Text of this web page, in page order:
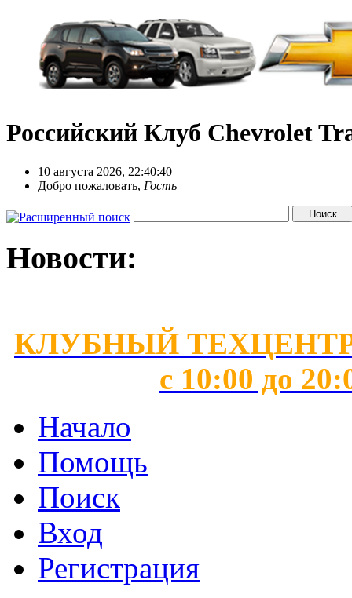
Российский Клуб Chevrolet
10 августа 2026, 22:40:40
Добро пожаловать, Гость
Новости:
КЛУБНЫЙ
с 10:00 до
Начало
Помощь
Поиск
Вход
Регистрация